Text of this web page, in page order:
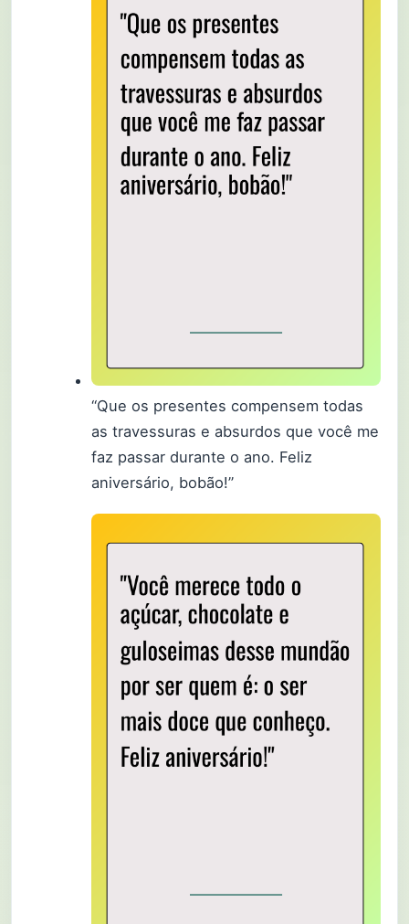
“Que os presentes compensem todas
as travessuras e absurdos que você me
faz passar durante o ano. Feliz
aniversário, bobão!”